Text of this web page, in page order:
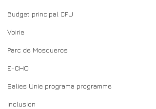
Budget principal CFU
Voirie
Parc de Mosqueros
E-CHO
Salies Unie programa programme
inclusion